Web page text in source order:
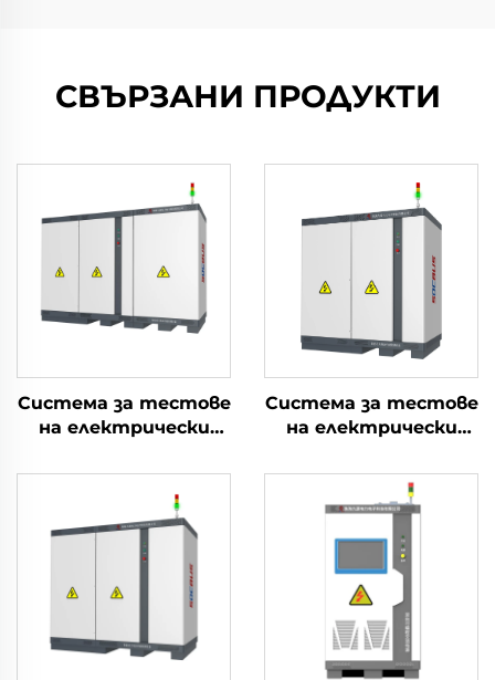
СВЪРЗАНИ ПРОДУКТИ
Система за тестове
на електрически
литиеви батерии
Система за тестове
на електрически
литиеви батерии
(750V)